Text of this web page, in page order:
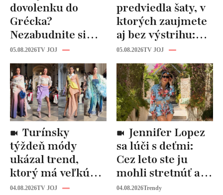
dovolenku do
Grécka?
Nezabudnite si
odtiaľ uloviť tieto
štýlové kúsky
05.08.2026TV JOJ
predviedla šaty, v
ktorých zaujmete
aj bez výstrihu:
Ich čaro je v tomto
detaile
05.08.2026TV JOJ
týždeň módy
ukázal trend,
ktorý má veľkú
budúcnosť: Počuli
04.08.2026TV JOJ
sa lúči s deťmi:
Cez leto ste ju
mohli stretnúť aj
vy!
04.08.2026Trendy